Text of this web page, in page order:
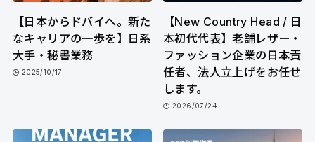
【日本からドバイへ。新た
なキャリアの一歩を】日系
大手・秘書業務
2025/10/17
【New Country Head / 日
本初代代表】老舗レザー・
ファッション企業の日本責
任者、法人立上げをお任せ
します。
2026/07/24